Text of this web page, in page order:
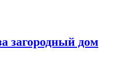
загородный дом